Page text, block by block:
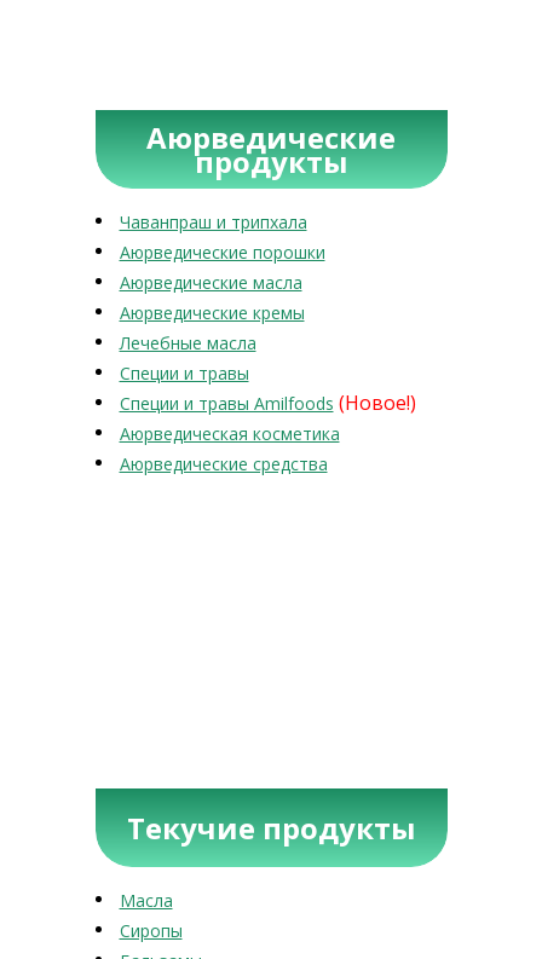
Аюрведические
продукты
Чаванпраш и трипхала
Аюрведические порошки
Аюрведические масла
Аюрведические кремы
Лечебные масла
Специи и травы
Специи и травы Amilfoods (Новое!)
Аюрведическая косметика
Аюрведические средства
Текучие продукты
Масла
Сиропы